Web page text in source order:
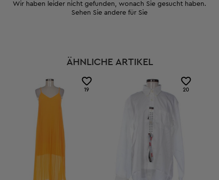
Wir haben leider nicht gefunden, wonach Sie gesucht haben.
Sehen Sie andere für Sie
ÄHNLICHE ARTIKEL
19 20